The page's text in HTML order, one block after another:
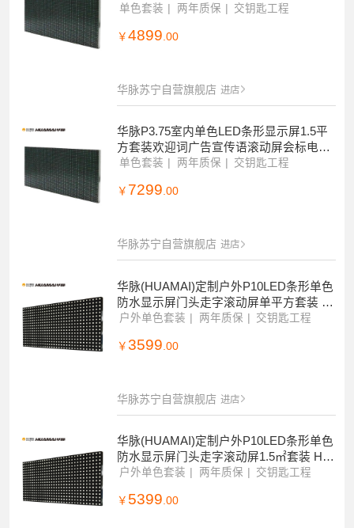
DES3.0-A
单色套装 两年质保 交钥匙工程
￥ 4899 .00
华脉苏宁自营旗舰店 进店
华脉P3.75室内单色LED条形显示屏1.5平
方套装欢迎词广告宣传语滚动屏会标电子
屏挂墙走字屏 HM-DES3.0-A
单色套装 两年质保 交钥匙工程
￥ 7299.00
华脉苏宁自营旗舰店 进店
华脉(HUAMAI)定制户外P10LED条形单色
防水显示屏门头走字滚动屏单平方套装 H
M-DEG10-YP
户外单色套装 两年质保 交钥匙工程
￥ 3599 .00
华脉苏宁自营旗舰店 进店
华脉(HUAMAI)定制户外P10LED条形单色
防水显示屏门头走字滚动屏1.5㎡套装 HM
-DEG10-YP
户外单色套装 两年质保 交钥匙工程
￥ 5399.00